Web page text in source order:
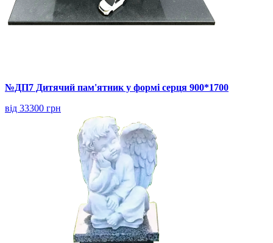
№ДП7 Дитячий пам'ятник у формі серця 900*1700
від 33300 грн